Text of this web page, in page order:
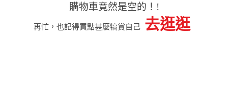
購物車竟然是空的！!
再忙，也記得買點甚麼犒賞自己 去逛逛